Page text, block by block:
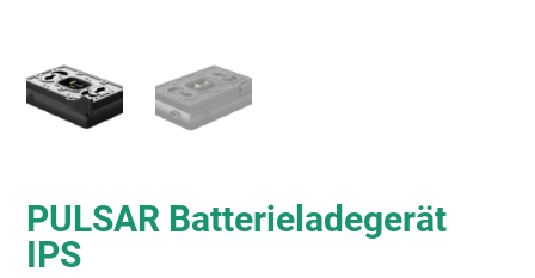
PULSAR Batterieladegerät
IPS